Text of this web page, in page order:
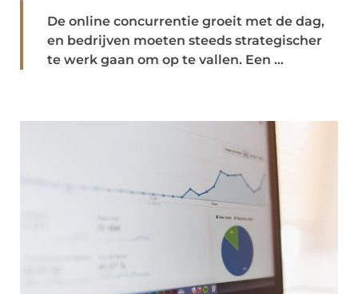
De online concurrentie groeit met de dag,
en bedrijven moeten steeds strategischer
te werk gaan om op te vallen. Een ...